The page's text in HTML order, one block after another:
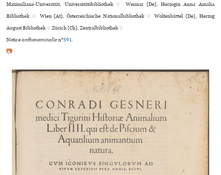
Maximilians-Universität, Universitätsbibliothek ♢ Weimar (De), Herzogin Anna Amalia
Bibliothek ♢ Wien (At), Österreichische Nationalbibliothek ♢ Wolfenbüttel (De), Herzog
August Bibliothek ♢ Zürich (Ch), Zentralbibliothek ♢
Noticeanthonominalien°591.
📷